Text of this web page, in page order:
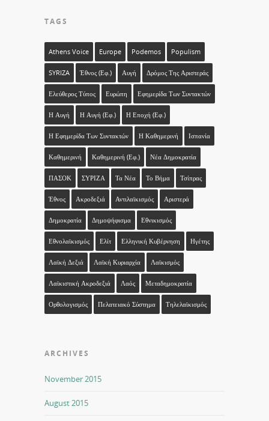
TAGS
Athens Voice Europe Podemos Populism
SYRIZA Έθνος (εφ.) Αυγή Δρόμος Της Αριστεράς
Ελεύθερος Τύπος Ευρώπη Εφημερίδα Των Συντακτών
Η Αυγή Η Αυγή (εφ.) Η Εποχή (εφ.)
Η Εφημερίδα Των Συντακτών Η Καθημερινή Ισπανία
Καθημερινή Καθημερινή (εφ.) Νέα Δημοκρατία
ΠΑΣΟΚ ΣΥΡΙΖΑ Τα Νέα Το Βήμα Τσίπρας
Έθνος Ακροδεξιά Αντιλαϊκισμός Αριστερά
Δημοκρατία Δημοψήφισμα Εθνικισμός
Εθνολαϊκισμός Ελίτ Ελληνική Κυβέρνηση Ηγέτης
Λαϊκή Δεξιά Λαϊκή Κυριαρχία Λαϊκισμός
Λαϊκιστική Ακροδεξιά Λαός Μεταδημοκρατία
Ορθολογισμός Πελατειακό Σύστημα Τηλελαϊκισμός
ARCHIVES
November 2015
August 2015